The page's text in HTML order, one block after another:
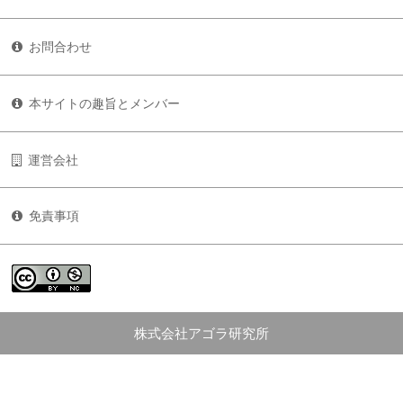
お問合わせ
本サイトの趣旨とメンバー
運営会社
免責事項
株式会社アゴラ研究所